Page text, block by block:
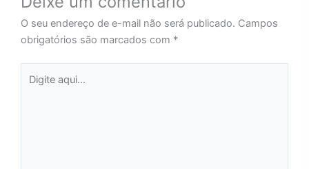
O seu endereço de e-mail não será publicado. Campos
obrigatórios são marcados com *
aqui...